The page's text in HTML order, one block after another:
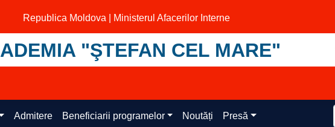
Republica Moldova | Ministerul Afacerilor Interne
"ŞTEFAN CEL MARE"
Admitere Beneficiarii programelor Noutăți Presă